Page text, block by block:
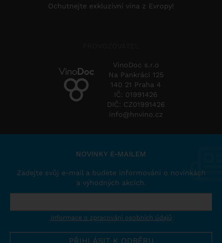
Ochutnejte exkluzivní vína z Evropy!
VinoDoc s.r.o
Na Pankráci 125
140 21 Praha 4
IČ: 01991426
DIČ: CZ01991426
info@hnvino.cz
NOVINKY E-MAILEM
Zadejte svůj e-mail a budete informováni o novinkách
a výhodných akcích.
Informace o zpracování osobních údajů